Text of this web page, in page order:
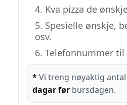
Kva pizza de
Spesielle ønskje,
osv.
Telefonnummer
*Vi treng nøyaktig
dagar før bursdagen.